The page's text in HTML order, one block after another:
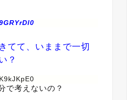
てて、いままで一切
？
で考えないの？